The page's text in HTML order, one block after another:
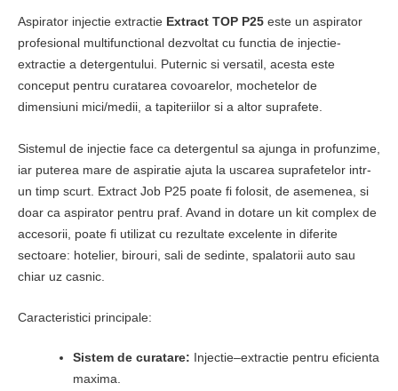
Aspirator injectie extractie Extract TOP P25 este un aspirator
profesional multifunctional dezvoltat cu functia de injectie-
extractie a detergentului. Puternic si versatil, acesta este
conceput pentru curatarea covoarelor, mochetelor de
dimensiuni mici/medii, a tapiteriilor si a altor suprafete.
Sistemul de injectie face ca detergentul sa ajunga in profunzime,
iar puterea mare de aspiratie ajuta la uscarea suprafetelor intr-
un timp scurt. Extract Job P25 poate fi folosit, de asemenea, si
doar ca aspirator pentru praf. Avand in dotare un kit complex de
accesorii, poate fi utilizat cu rezultate excelente in diferite
sectoare: hotelier, birouri, sali de sedinte, spalatorii auto sau
chiar uz casnic.
Caracteristici principale:
Sistem de curatare: Injectie–extractie pentru eficienta
maxima.